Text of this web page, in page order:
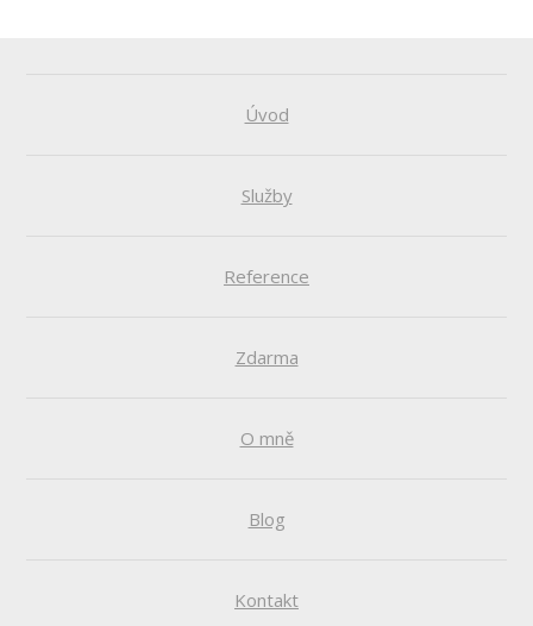
Úvod
Služby
Reference
Zdarma
O mně
Blog
Kontakt